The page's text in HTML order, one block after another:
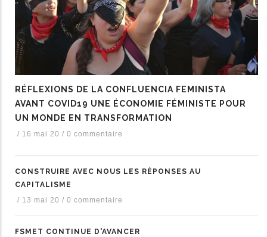
RÉFLEXIONS DE LA CONFLUENCIA FEMINISTA
AVANT COVID19 UNE ÉCONOMIE FÉMINISTE POUR
UN MONDE EN TRANSFORMATION
/ 16 mai 20 / 0 commentaire
CONSTRUIRE AVEC NOUS LES RÉPONSES AU
CAPITALISME
/ 13 mai 20 / 0 commentaire
FSMET CONTINUE D'AVANCER